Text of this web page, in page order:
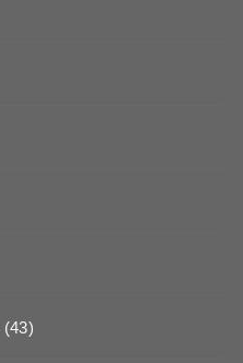
(43)